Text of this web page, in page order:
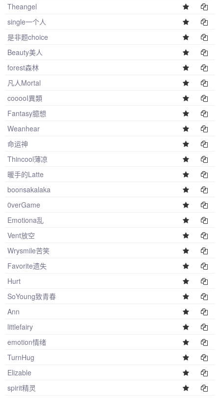
Theangel
single一个人
是非题choice
Beauty美人
forest森林
凡人Mortal
cooooI異類
Fantasy臆想
Weanhear
命运神
Thincool薄凉
暖手的Latte
boonsakalaka
0verGame
Emotiona乱
Vent放空
Wrysmile苦笑
Favorite遗失
Hurt
SoYoung致青春
Ann
littlefairy
emotion情绪
TurnHug
Elizable
spirit精灵